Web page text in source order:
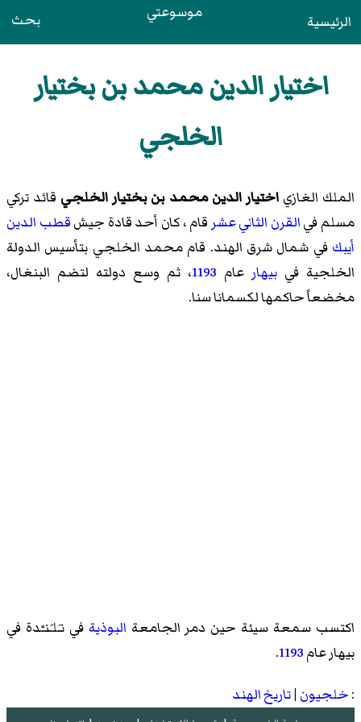
الرئيسية موسوعتي بحث
اختيار الدين محمد بن بختيار
الخلجي
الملك الغازياختيار الدين محمد بن بختيار الخلجي قائد تركي
مسلم فيالقرن الثاني عشر قام ، كان أحد قادة جيشقطب الدين
أيبك في شمال شرق الهند. قام محمد الخلجي بتأسيس الدولة
الخلجية في بيهار عام 1193، ثم وسع دولته لتضم البنغال،
مخضعاً حاكمها لكسمانا سنا.
اكتسب سمعة سيئة حين دمر الجامعة البوذية في نـَلـَنـْدة في
بيهار عام1193
.
:خلجيون |تاريخ الهند